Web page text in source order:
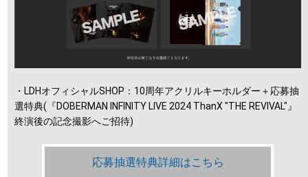
・LDHオフィシャルSHOP：10周年アクリルキーホルダー＋応募抽
選特典(『DOBERMAN INFINITY LIVE 2024 ThanX "THE REVIVAL"』
終演後の記念撮影へご招待)
応募抽選特典詳細はこちら